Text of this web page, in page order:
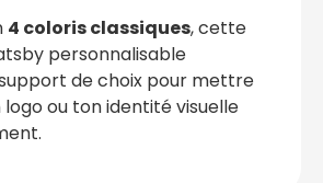
4 coloris classiques, cette
personnalisable
de choix pour mettre
ou ton identité visuelle